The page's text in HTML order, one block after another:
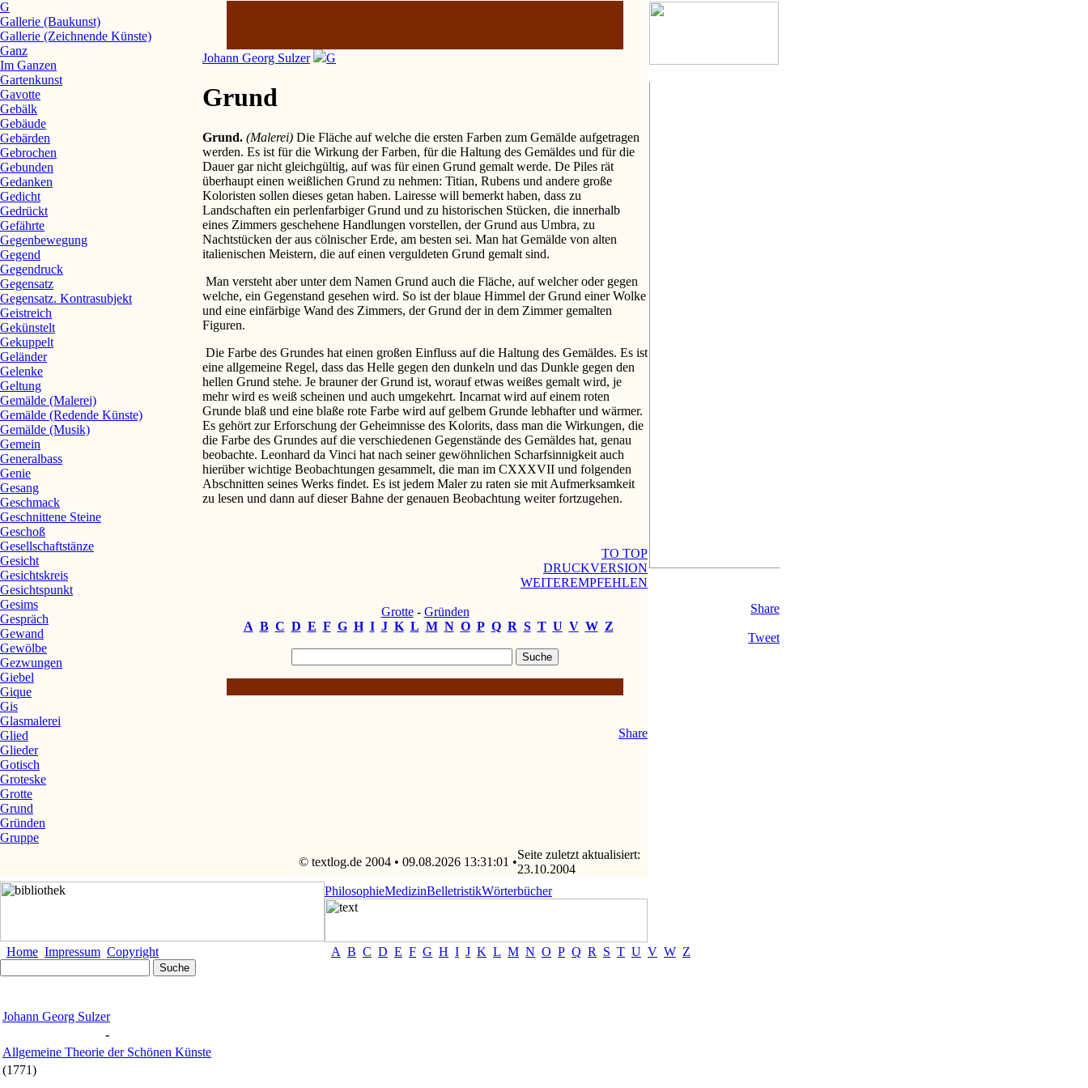
Share
Tweet
Johann Georg Sulzer G
Grund
Grund. (Malerei) Die Fläche auf welche die ersten Farben zum Gemälde aufgetragen
werden. Es ist für die Wirkung der Farben, für die Haltung des Gemäldes und für die
Dauer gar nicht gleichgültig, auf was für einen Grund gemalt werde. De Piles rät
überhaupt einen weißlichen Grund zu nehmen: Titian, Rubens und andere große
Koloristen sollen dieses getan haben. Lairesse will bemerkt haben, dass zu
Landschaften ein perlenfarbiger Grund und zu historischen Stücken, die innerhalb
eines Zimmers geschehene Handlungen vorstellen, der Grund aus Umbra, zu
Nachtstücken der aus cölnischer Erde, am besten sei. Man hat Gemälde von alten
italienischen Meistern, die auf einen verguldeten Grund gemalt sind.
Man versteht aber unter dem Namen Grund auch die Fläche, auf welcher oder gegen
welche, ein Gegenstand gesehen wird. So ist der blaue Himmel der Grund einer Wolke
und eine einfärbige Wand des Zimmers, der Grund der in dem Zimmer gemalten
Figuren.
Die Farbe des Grundes hat einen großen Einfluss auf die Haltung des Gemäldes. Es ist
eine allgemeine Regel, dass das Helle gegen den dunkeln und das Dunkle gegen den
hellen Grund stehe. Je brauner der Grund ist, worauf etwas weißes gemalt wird, je
mehr wird es weiß scheinen und auch umgekehrt. Incarnat wird auf einem roten
Grunde blaß und eine blaße rote Farbe wird auf gelbem Grunde lebhafter und wärmer.
Es gehört zur Erforschung der Geheimnisse des Kolorits, dass man die Wirkungen, die
die Farbe des Grundes auf die verschiedenen Gegenstände des Gemäldes hat, genau
beobachte. Leonhard da Vinci hat nach seiner gewöhnlichen Scharfsinnigkeit auch
hierüber wichtige Beobachtungen gesammelt, die man im CXXXVII und folgenden
Abschnitten seines Werks findet. Es ist jedem Maler zu raten sie mit Aufmerksamkeit
zu lesen und dann auf dieser Bahne der genauen Beobachtung weiter fortzugehen.
TO TOP
DRUCKVERSION
WEITEREMPFEHLEN
Grotte- Gründen
A B C D E F G H I J K L M N O P Q R S T U V W Z
Share
G
Gallerie (Baukunst)
Gallerie (Zeichnende Künste)
Ganz
Im Ganzen
Gartenkunst
Gavotte
Gebälk
Gebäude
Gebärden
Gebrochen
Gebunden
Gedanken
Gedicht
Gedrückt
Gefährte
Gegenbewegung
Gegend
Gegendruck
Gegensatz
Gegensatz. Kontrasubjekt
Geistreich
Gekünstelt
Gekuppelt
Geländer
Gelenke
Geltung
Gemälde (Malerei)
Gemälde (Redende Künste)
Gemälde (Musik)
Gemein
Generalbass
Genie
Gesang
Geschmack
Geschnittene Steine
Geschoß
Gesellschaftstänze
Gesicht
Gesichtskreis
Gesichtspunkt
Gesims
Gespräch
Gewand
Gewölbe
Gezwungen
Giebel
Gique
Gis
Glasmalerei
Glied
Glieder
Gotisch
Groteske
Grotte
Grund
Gründen
Gruppe
© textlog.de 2004 • 09.08.2026 13:31:01 •
Seite zuletzt aktualisiert:
23.10.2004
PhilosophieMedizinBelletristikWörterbücher
Home Impressum Copyright A B C D E F G H I J K L M N O P Q R S T U V W Z
Johann Georg Sulzer
-
Allgemeine Theorie der Schönen Künste
(1771)